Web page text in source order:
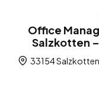
Office
Salzkotten
33154